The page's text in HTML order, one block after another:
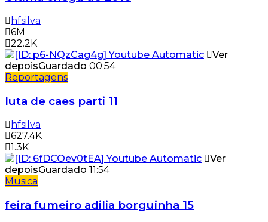
hfsilva
6M
22.2K
Ver
depoisGuardado 00:54
Reportagens
luta de caes parti 11
hfsilva
627.4K
1.3K
Ver
depoisGuardado 11:54
Musica
feira fumeiro adilia borguinha 15